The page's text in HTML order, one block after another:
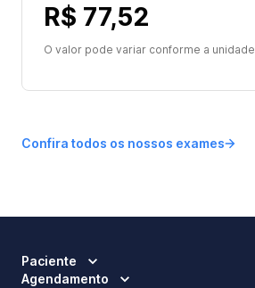
R$ 77,52
O valor pode variar conforme a unidade
Confira todos os nossos exames
Paciente
Agendamento